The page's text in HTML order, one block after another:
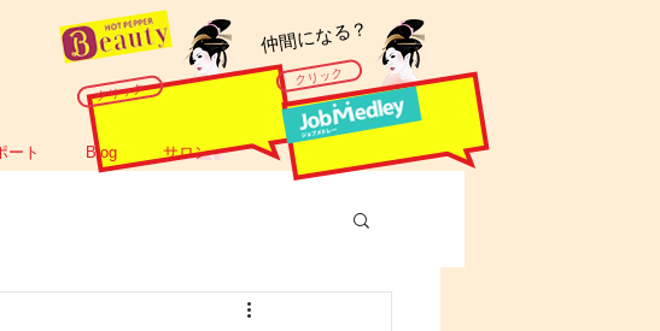
クリック
ート Blog サロン
​仲間になる？
クリック